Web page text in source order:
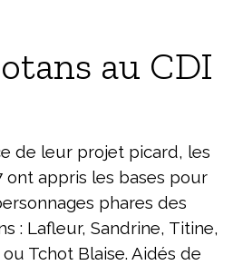
au CDI
de leur projet picard, les
ont appris les bases pour
phares des
: Lafleur, Sandrine, Titine,
Tchot Blaise. Aidés de